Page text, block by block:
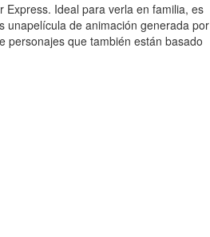
Express. Ideal para verla en familia, es
unapelícula de animación generada por
personajes que también están basado